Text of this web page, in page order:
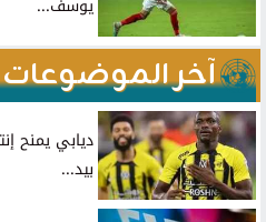
يوسف...
آخر الموضوعات
ديابي يمنح
بيد...